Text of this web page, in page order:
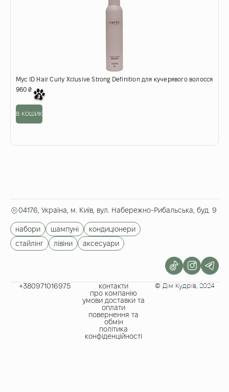
Мус ID Hair Curly Xclusive Strong Definition для кучерявого волосся
960 ₴
в кошик
04176, Україна, м. Київ, вул. Набережно-Рибальська, буд. 9
набори шампуні
кондиціонери
стайлінг
лівіни аксесуари
+380971016975​
контакти
про компанію
умови доставки та
оплати
повернення та
обмін
політика
конфіденційності
© Дім Кудрів, 2024